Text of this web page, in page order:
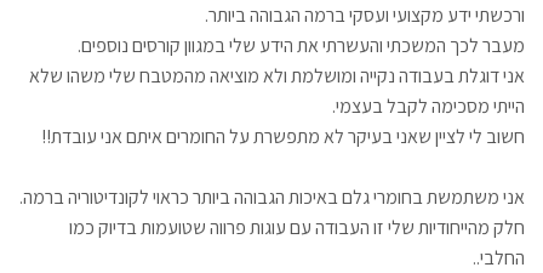
ורכשתי ידע מקצועי ועסקי ברמה הגבוהה ביותר.
מעבר לכך המשכתי והעשרתי את הידע שלי במגוון קורסים נוספים.
אני דוגלת בעבודה נקייה ומושלמת ולא מוציאה מהמטבח שלי משהו שלא
הייתי מסכימה לקבל בעצמי.
חשוב לי לציין שאני בעיקר לא מתפשרת על החומרים איתם אני עובדת!!
אני משתמשת בחומרי גלם באיכות הגבוהה ביותר כראוי לקונדיטוריה ברמה.
חלק מהייחודיות שלי זו העבודה עם עוגות פרווה שטועמות בדיוק כמו
החלבי..